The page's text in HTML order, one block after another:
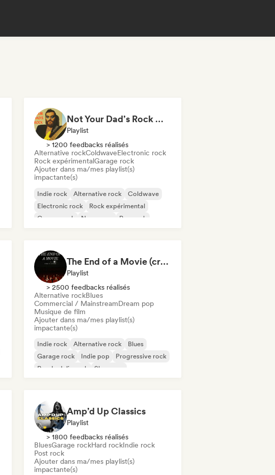
Not Your Dad’s Rock 🤘 Garage Rock, Alt-Rock & Indie Anthems
Playlist
> 1200 feedbacks réalisés
Alternative rockColdwaveElectronic rock
Rock expérimentalGarage rock
Ajouter dans ma/mes playlist(s)
impactante(s)
Indie rock Alternative rock
Coldwave
Electronic rock
Rock expérimental
Garage rock
New wave Pop rock
The End of a Movie (credit scenes) 🎞️ Cinematic Dream Pop & Bedroom Indie
Playlist
> 2500 feedbacks réalisés
Alternative rockBlues
Commercial / MainstreamDream pop
Musique de film
Ajouter dans ma/mes playlist(s)
impactante(s)
Indie rock Alternative rock
Blues
Garage rock
Indie pop
Progressive rock
Psychedelic rock
Shoegaze
Amp’d Up Classics
Playlist
> 1800 feedbacks réalisés
BluesGarage rockHard rockIndie rock
Post rock
Ajouter dans ma/mes playlist(s)
impactante(s)